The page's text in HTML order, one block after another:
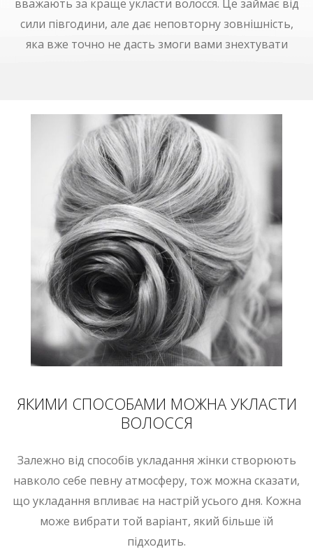
вважають за краще укласти волосся. Це займає від
сили півгодини, але дає неповторну зовнішність,
яка вже точно не дасть змоги вами знехтувати
ЯКИМИ СПОСОБАМИ МОЖНА УКЛАСТИ
ВОЛОССЯ
Залежно від способів укладання жінки створюють
навколо себе певну атмосферу, тож можна сказати,
що укладання впливає на настрій усього дня. Кожна
може вибрати той варіант, який більше їй
підходить.